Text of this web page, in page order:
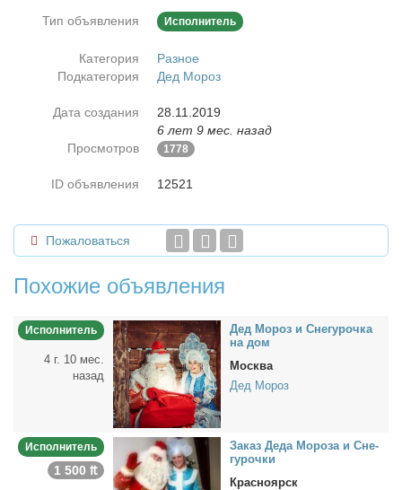
Тип объявления Исполнитель
Категория
Разное
Подкатегория
Дед Мороз
Дата создания
28.11.2019
6 лет 9 мес. назад
Просмотров
1778
ID объявления 12521
Пожаловаться
Похожие объявления
Исполнитель
4 г. 10 мес.
назад
Дед Мо­роз и Сне­гу­роч­ка
на дом
Москва
Дед Мороз
Исполнитель
1 500 ₶
За­каз Де­да Мо­ро­за и Сне­
гу­роч­ки
Красноярск